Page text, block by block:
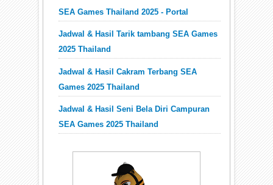
SEA Games Thailand 2025 - Portal
Jadwal & Hasil Tarik tambang SEA Games
2025 Thailand
Jadwal & Hasil Cakram Terbang SEA
Games 2025 Thailand
Jadwal & Hasil Seni Bela Diri Campuran
SEA Games 2025 Thailand